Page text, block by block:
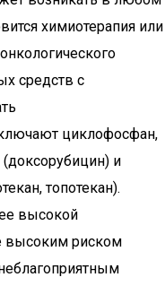
химиотерапия или
средств с
циклофосфан,
и
топотекан).
высокой
высоким риском